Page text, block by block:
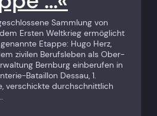
Sammlung von
Ersten Weltkrieg ermöglicht
Etappe: Hugo Herz,
zivilen Berufsleben als Ober­
Bernburg einberufen in
Bataillon Dessau, 1.
verschickte durchschnittlich